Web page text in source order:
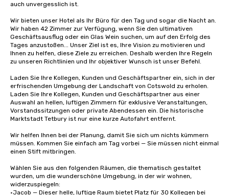
auch unvergesslich ist.
Wir bieten unser Hotel als Ihr Büro für den Tag und sogar die Nacht an.
Wir haben 42 Zimmer zur Verfügung, wenn Sie den ultimativen
Geschäftsausflug oder ein Glas Wein suchen, um auf den Erfolg des
Tages anzustoßen... Unser Ziel ist es, Ihre Vision zu motivieren und
Ihnen zu helfen, diese Ziele zu erreichen. Deshalb werden Ihre Regeln
zu unseren Richtlinien und Ihr objektiver Wunsch ist unser Befehl.
Laden Sie Ihre Kollegen, Kunden und Geschäftspartner ein, sich in der
erfrischenden Umgebung der Landschaft von Cotswold zu erholen.
Laden Sie Ihre Kollegen, Kunden und Geschäftspartner aus einer
Auswahl an hellen, luftigen Zimmern für exklusive Veranstaltungen,
Vorstandssitzungen oder private Abendessen ein. Die historische
Marktstadt Tetbury ist nur eine kurze Autofahrt entfernt.
Wir helfen Ihnen bei der Planung, damit Sie sich um nichts kümmern
müssen. Kommen Sie einfach am Tag vorbei — Sie müssen nicht einmal
einen Stift mitbringen.
Wählen Sie aus den folgenden Räumen, die thematisch gestaltet
wurden, um die wunderschöne Umgebung, in der wir wohnen,
widerzuspiegeln:
•Jacob — Dieser helle, luftige Raum bietet Platz für 30 Kollegen bei